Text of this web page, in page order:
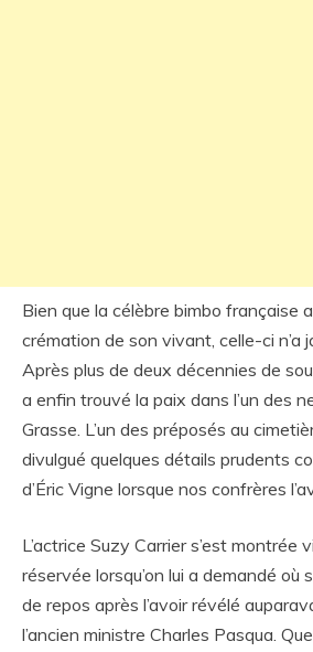
Bien que la célèbre bimbo française
crémation de son vivant, celle-ci n’a
Après plus de deux décennies de
a enfin trouvé la paix dans l’un des
Grasse. L’un des préposés au
divulgué quelques détails prudents
d’Éric Vigne lorsque nos confrères
L’actrice Suzy Carrier s’est montrée
réservée lorsqu’on lui a demandé où
de repos après l’avoir révélé
l’ancien ministre Charles Pasqua.